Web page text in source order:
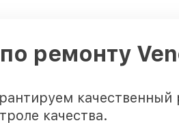
ремонту
качества.